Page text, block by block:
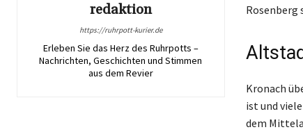
redaktion
https://ruhrpott-kurier.de
Erleben Sie das Herz des Ruhrpotts –
Nachrichten, Geschichten und Stimmen
aus dem Revier
Rosenberg
Kronach
ist und
dem